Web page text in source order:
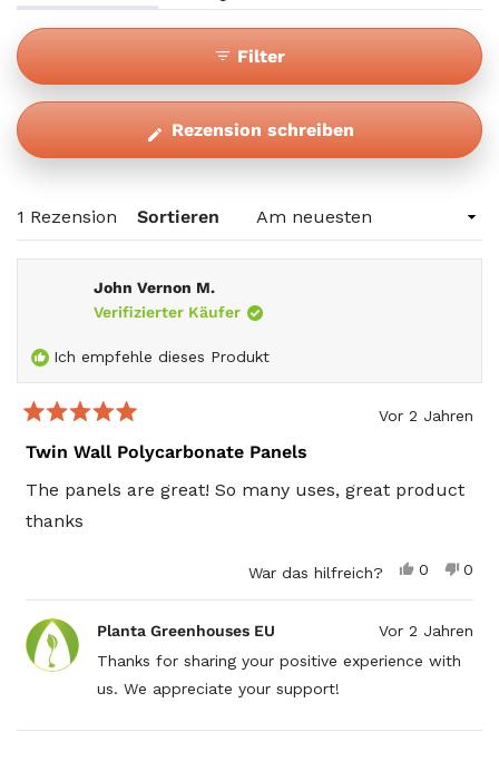
Aufgeklappt)
(Tab
Eingeklappt)
Filter
Rezension schreiben(Wird
in
neuen
Fenster
1 Rezension Sortieren
John Vernon M.
Verifizierter Käufer
Ich empfehle dieses Produkt
5
5
Sternen
bewertet
Vor 2 Jahren
Twin Wall Polycarbonate Panels
The panels are great! So many uses, great product
thanks
War das hilfreich?
Ja,
Rezension
von
John
Vernon
0
stimmten
mit
Ja
Nein,
John
0
Nein
Planta Greenhouses EU
Vor 2 Jahren
Thanks for sharing your positive experience with
us. We appreciate your support!
Wird geladen...